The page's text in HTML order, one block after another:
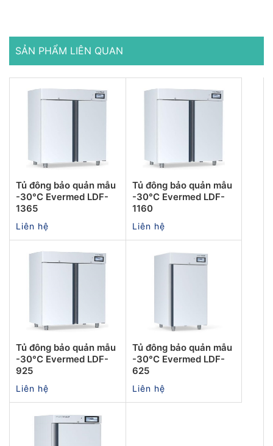
SẢN PHẨM LIÊN QUAN
Tủ đông bảo quản mẫu
-30°C Evermed LDF-
1365
Liên hệ
Tủ đông bảo quản mẫu
-30°C Evermed LDF-
1160
Liên hệ
Tủ đông bảo quản mẫu
-30°C Evermed LDF-
925
Liên hệ
Tủ đông bảo quản mẫu
-30°C Evermed LDF-
625
Liên hệ